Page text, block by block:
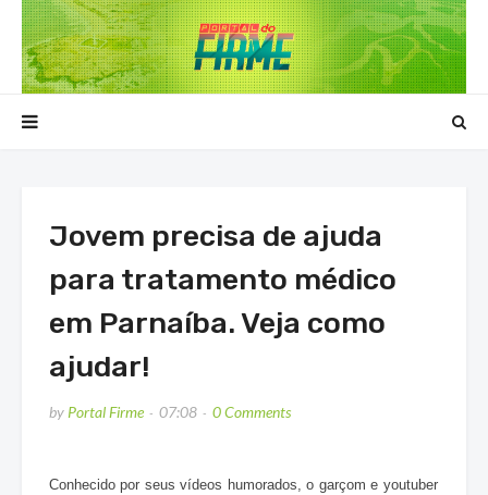
Jovem precisa de ajuda
para tratamento médico
em Parnaíba. Veja como
ajudar!
byPortal Firme 07:08 0 Comments
Conhecido por seus vídeos humorados, o garçom e youtuber de